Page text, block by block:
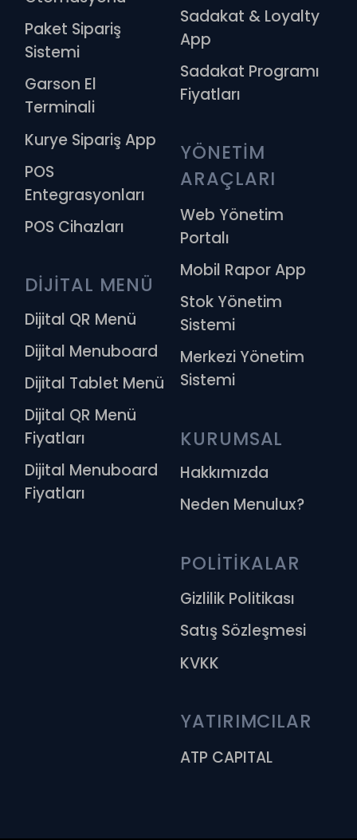
Paket Sipariş
Sistemi
Garson El
Terminali
Kurye Sipariş App
POS
Entegrasyonları
POS Cihazları
DİJİTAL MENÜ
Dijital QR Menü
Dijital Menuboard
Dijital Tablet Menü
Dijital QR Menü
Fiyatları
Dijital Menuboard
Fiyatları
Sadakat & Loyalty
App
Sadakat Programı
Fiyatları
YÖNETİM
ARAÇLARI
Web Yönetim
Portalı
Mobil Rapor App
Stok Yönetim
Sistemi
Merkezi Yönetim
Sistemi
KURUMSAL
Hakkımızda
Neden Menulux?
POLİTİKALAR
Gizlilik Politikası
Satış Sözleşmesi
KVKK
YATIRIMCILAR
ATP CAPITAL